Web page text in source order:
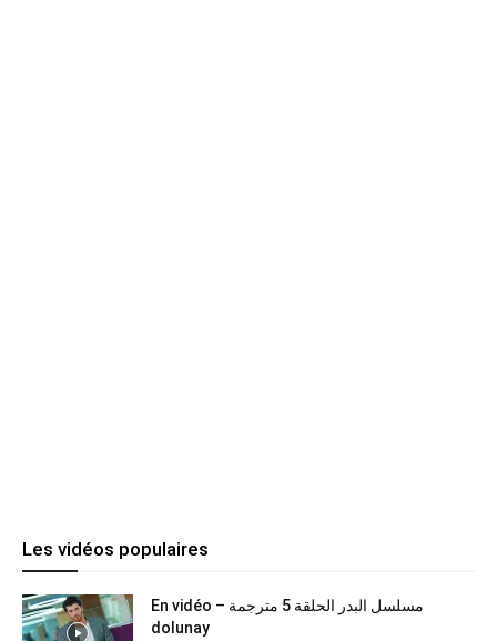
Les vidéos populaires
En vidéo – مسلسل البدر الحلقة 5 مترجمة
dolunay